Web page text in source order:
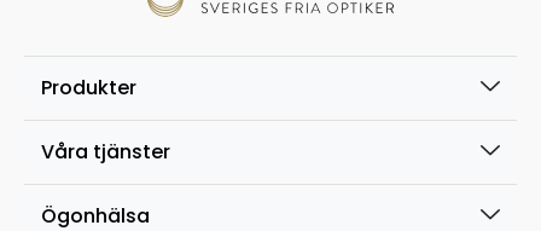
Produkter
Våra tjänster
Ögonhälsa